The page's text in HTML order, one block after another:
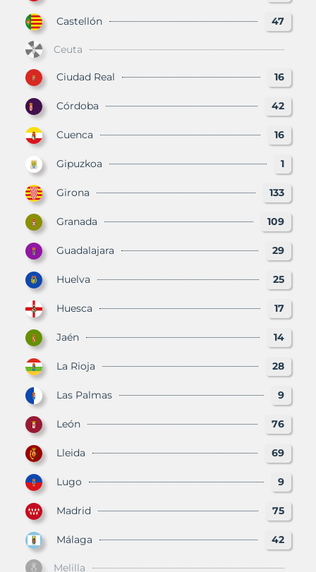
Castellón 47
Ceuta
Ciudad Real 16
Córdoba 42
Cuenca 16
Gipuzkoa 1
Girona 133
Granada 109
Guadalajara 29
Huelva 25
Huesca 17
Jaén 14
La Rioja 28
Las Palmas 9
León 76
Lleida 69
Lugo 9
Madrid 75
Málaga 42
Melilla